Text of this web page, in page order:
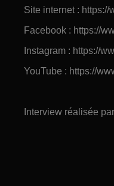
Site internet :
Facebook : https://
Instagram : https://
YouTube : https://
Interview réalisée